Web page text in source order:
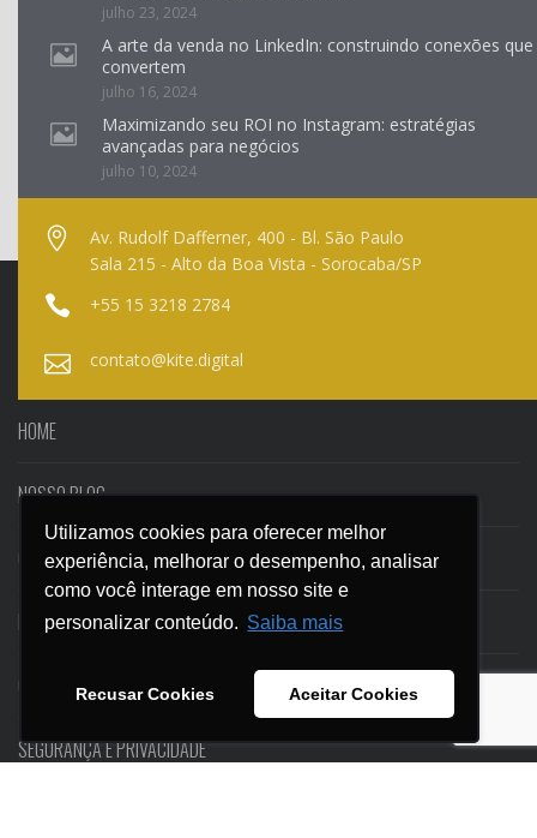
Utilizamos cookies para oferecer melhor
experiência, melhorar o desempenho, analisar
como você interage em nosso site e
personalizar conteúdo. Saiba mais
Recusar Cookies Aceitar Cookies
Utilizamos cookies para oferecer melhor
experiência, melhorar o desempenho, analisar
como você interage em nosso site e
personalizar conteúdo. Saiba mais
Recusar Cookies Aceitar Cookies
julho 23, 2024
A arte da venda no LinkedIn: construindo conexões que
convertem
julho 16, 2024
Maximizando seu ROI no Instagram: estratégias
avançadas para negócios
julho 10, 2024
Av. Rudolf Dafferner, 400 - Bl. São Paulo
Sala 215 - Alto da Boa Vista - Sorocaba/SP
+55 15 3218 2784
contato@kite.digital
HOME
NOSSO BLOG
CASES
EBOOKS
CONTATO
SEGURANÇA E PRIVACIDADE